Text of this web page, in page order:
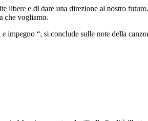
libere e di dare una direzione al nostro
che vogliamo.
impegno “, si conclude sulle note della